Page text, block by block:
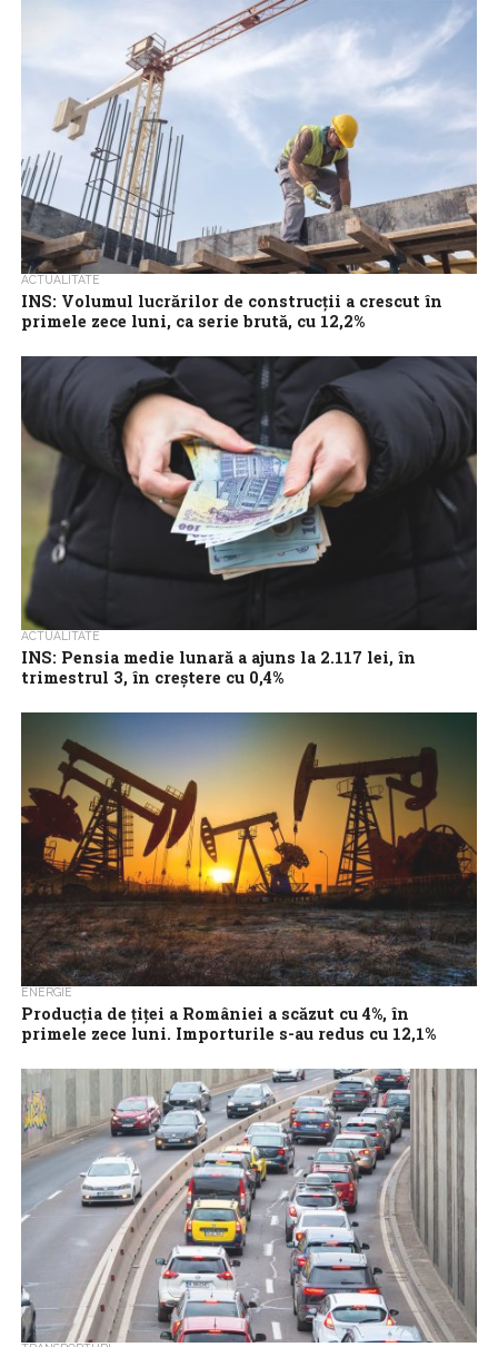
cu autovehicule şi motociclete) a crescut, în perioada 1 ianuarie –
ACTUALITATE
INS: Volumul lucrărilor de construcţii a crescut în
primele zece luni, ca serie brută, cu 12,2%
de perioada similară din 2022, ca serie brută, cu 12,2%, iar ca...
ACTUALITATE
INS: Pensia medie lunară a ajuns la 2.117 lei, în
trimestrul 3, în creştere cu 0,4%
ENERGIE
Producţia de ţiţei a României a scăzut cu 4%, în
primele zece luni. Importurile s-au redus cu 12,1%
România a produs, în primele zece luni din 2023, o cantitate de
ţiţei de 2,338 milioane tone echivalent petrol (tep), cu 98.000...